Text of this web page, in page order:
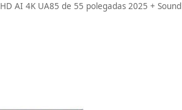
AI 4K UA85 de 55 polegadas 2025 +